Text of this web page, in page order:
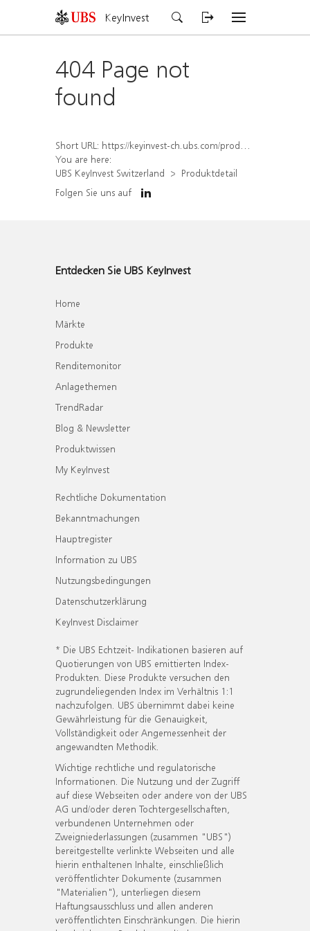
KeyInvest
404 Page not
found
Short URL: https://keyinvest-ch.ubs.com/produkt/detail/index/isin/CH1579760575
You are here:
UBS KeyInvest Switzerland
Produktdetail
Folgen Sie uns auf
Entdecken Sie UBS KeyInvest
Home
Märkte
Produkte
Renditemonitor
Anlagethemen
TrendRadar
Blog & Newsletter
Produktwissen
My KeyInvest
Rechtliche Dokumentation
Bekanntmachungen
Hauptregister
Information zu UBS
Nutzungsbedingungen
Datenschutzerklärung
KeyInvest Disclaimer
* Die UBS Echtzeit- Indikationen basieren auf
Quotierungen von UBS emittierten Index-
Produkten. Diese Produkte versuchen den
zugrundeliegenden Index im Verhältnis 1:1
nachzufolgen. UBS übernimmt dabei keine
Gewährleistung für die Genauigkeit,
Vollständigkeit oder Angemessenheit der
angewandten Methodik.
Wichtige rechtliche und regulatorische
Informationen. Die Nutzung und der Zugriff
auf diese Webseiten oder andere von der UBS
AG und/oder deren Tochtergesellschaften,
verbundenen Unternehmen oder
Zweigniederlassungen (zusammen "UBS")
bereitgestellte verlinkte Webseiten und alle
hierin enthaltenen Inhalte, einschließlich
veröffentlichter Dokumente (zusammen
"Materialien"), unterliegen diesem
Haftungsausschluss und allen anderen
veröffentlichten Einschränkungen. Die hierin